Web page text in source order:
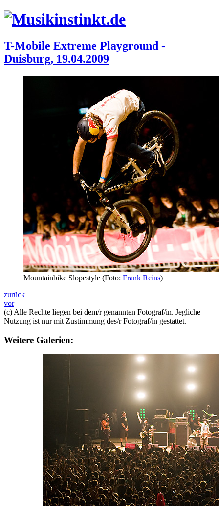
T-Mobile Extreme Playground -
Duisburg, 19.04.2009
Mountainbike Slopestyle (Foto: Frank Reins)
zurück
vor
(c) Alle Rechte liegen bei dem/r genannten Fotograf/in. Jegliche
Nutzung ist nur mit Zustimmung des/r Fotograf/in gestattet.
Weitere Galerien: